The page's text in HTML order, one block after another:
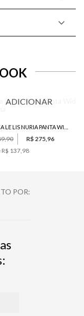
ADICIONAR
R$ 275,96
R$ 137,98
POR: